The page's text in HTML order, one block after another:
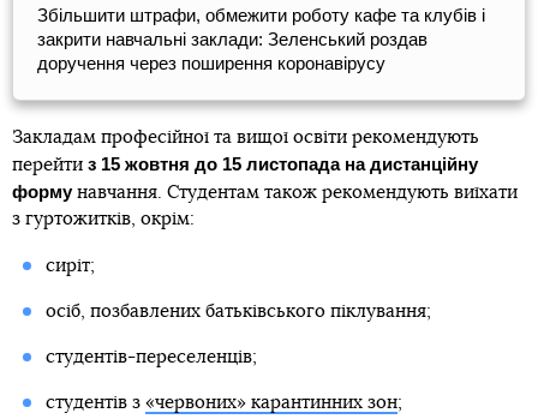
Збільшити штрафи, обмежити роботу кафе та клубів і
закрити навчальні заклади: Зеленський роздав
доручення через поширення коронавірусу
Закладам професійної та вищої освіти рекомендують
перейти з 15 жовтня до 15 листопада на дистанційну
формунавчання. Студентам також рекомендують виїхати
з гуртожитків, окрім:
сиріт;
осіб, позбавлених батьківського піклування;
студентів-переселенців;
студентів з «червоних» карантинних зон;